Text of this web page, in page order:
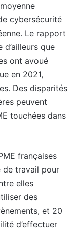
cybersécurité
Le rapport
que
ont avoué
en 2021,
Des disparités
peuvent
touchées dans
françaises
de travail pour
elles
des
et 20
d’effectuer